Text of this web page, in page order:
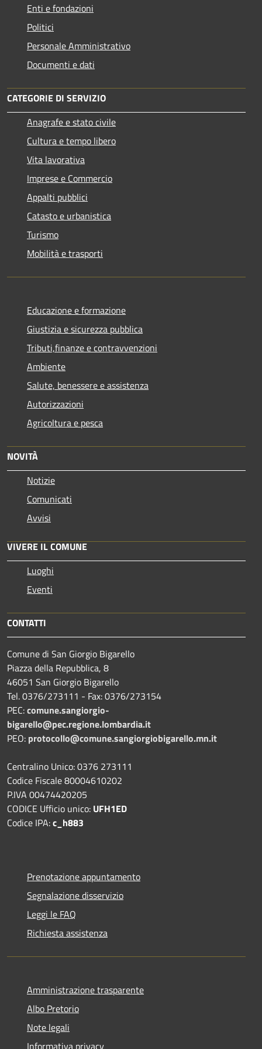
Enti e fondazioni
Politici
Personale Amministrativo
Documenti e dati
CATEGORIE DI SERVIZIO
Anagrafe e stato civile
Cultura e tempo libero
Vita lavorativa
Imprese e Commercio
Appalti pubblici
Catasto e urbanistica
Turismo
Mobilità e trasporti
Educazione e formazione
Giustizia e sicurezza pubblica
Tributi,finanze e contravvenzioni
Ambiente
Salute, benessere e assistenza
Autorizzazioni
Agricoltura e pesca
NOVITÀ
Notizie
Comunicati
Avvisi
VIVERE IL COMUNE
Luoghi
Eventi
CONTATTI
Comune di San Giorgio Bigarello
Piazza della Repubblica, 8
46051 San Giorgio Bigarello
Tel. 0376/273111 - Fax: 0376/273154
PEC:comune.sangiorgio-
bigarello@pec.regione.lombardia.it
PEO: protocollo@comune.sangiorgiobigarello.mn.it
Centralino Unico: 0376 273111
Codice Fiscale 80004610202
P.IVA 00474420205
CODICE Ufficio unico: UFH1ED
Codice IPA:c_h883
Prenotazione appuntamento
Segnalazione disservizio
Leggi le FAQ
Richiesta assistenza
Amministrazione trasparente
Albo Pretorio
Note legali
Informativa privacy